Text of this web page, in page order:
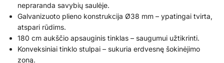
nepraranda savybių saulėje.
Galvanizuoto plieno konstrukcija Ø38 mm – ypatingai tvirta,
atspari rūdims.
180 cm aukščio apsauginis tinklas – saugumui užtikrinti.
Konveksiniai tinklo stulpai – sukuria erdvesnę šokinėjimo
zoną.